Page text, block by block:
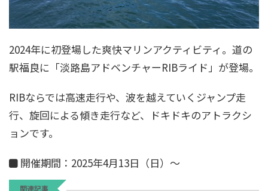
2024年に初登場した爽快マリンアクティビティ。道の
駅福良に「淡路島アドベンチャーRIBライド」が登場。
RIBならでは高速走行や、波を越えていくジャンプ走
行、旋回による傾き走行など、ドキドキのアトラクシ
ョンです。
開催期間：2025年4月13日（日）～
関連記事